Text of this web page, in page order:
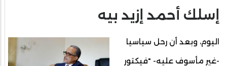
إسلك أحمد إزيد بيه
اليوم، وبعد أن رحل سياسيا
-غير مأسوف عليه- "فيكتور